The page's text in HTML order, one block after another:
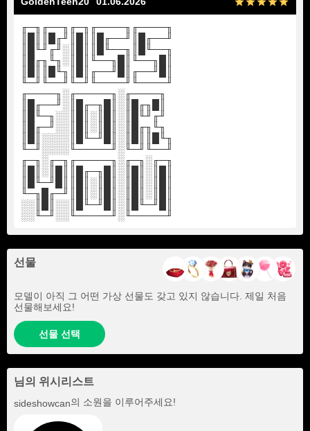
╓─╖╓──╖╓─╖╓────╖╓────╖
║█║║█╓╜║█║║█╓──╜║█╓──╜
║█╙╜╓╜░║█║║█╙──╖║█╙──╖
║█╓╖╙╖░║█║╙──╖█║╙──╖█║
║█║║█╙╖║█║╓──╜█║╓──╜█║
╙─╜╙──╜╙─╜╙────╜╙────╜
╓────╖░╓─────╖░╓────╖
║█╓──╜░║█╓─╖█║░║█╓╖█║
║█╙─╖░░║█║░║█║░║█╙╜╓╜
║█╓─╜░░║█║░║█║░║█╓╖╙╖
║█║░░░░║█╙─╜█║░║█║║█╙╖
╙─╜░░░░╙─────╜░╙─╜╙──╜
╓─╖░╓─╖╓─────╖░╓─╖░╓─╖
║█║░║█║║█╓─╖█║░║█║░║█║
║█╙─╜█║║█║░║█║░║█║░║█║
╙─╖█╓─╜║█║░║█║░║█║░║█║
░░║█║░░║█╙─╜█║░║█╙─╜█║
░░╙─╜░░╙─────╜░╙─────╜
선물
모델이 아직 그 어떤 가상 선물도 갖고 있지 않습니다. 제일 처음
선물해보세요!
선물 선택
님의 위시리스트
sideshowcan의 소원을 이루어주세요!